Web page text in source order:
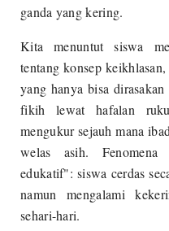
ganda yang kering.
Kita menuntut siswa
tentang konsep
yang hanya bisa
fikih lewat hafalan
mengukur sejauh mana
welas asih.
edukatif": siswa cerdas
namun mengalami
sehari-hari.